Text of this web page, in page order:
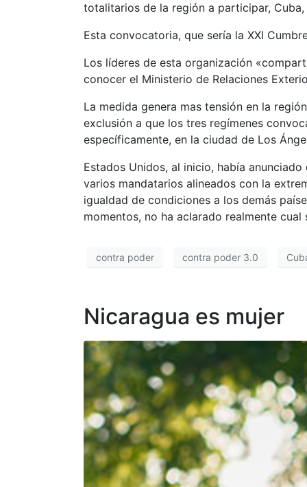
totalitarios de la región a participar,
Esta convocatoria, que sería la XXI
Los líderes de esta organización
conocer el Ministerio de Relaciones
La medida genera mas tensión en la
exclusión a que los tres regímenes
específicamente, en la ciudad de Los
Estados Unidos, al inicio, había
varios mandatarios alineados con la
igualdad de condiciones a los demás
momentos, no ha aclarado realmente
contra poder contra poder 3.0
Nicaragua es mujer